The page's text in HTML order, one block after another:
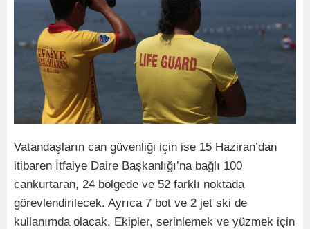
Vatandaşların can güvenliği için ise 15 Haziran’dan
itibaren İtfaiye Daire Başkanlığı’na bağlı 100
cankurtaran, 24 bölgede ve 52 farklı noktada
görevlendirilecek. Ayrıca 7 bot ve 2 jet ski de
kullanımda olacak. Ekipler, serinlemek ve yüzmek için